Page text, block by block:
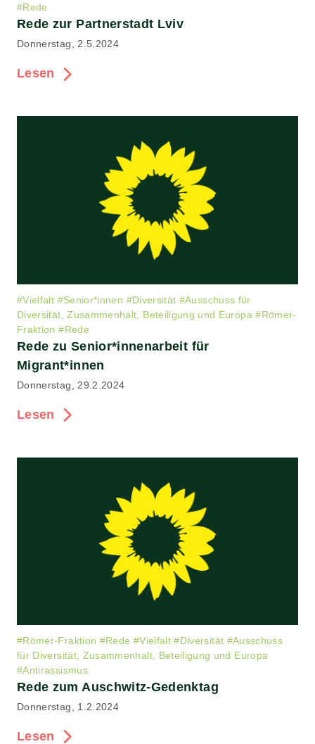
#Rede
Rede zur Partnerstadt Lviv
Donnerstag, 2.5.2024
Lesen
#Vielfalt #Senior*innen #Diversität #Ausschuss für
Diversität, Zusammenhalt, Beteiligung und Europa #Römer-
Fraktion #Rede
Rede zu Senior*innenarbeit für
Migrant*innen
Donnerstag, 29.2.2024
Lesen
#Römer-Fraktion #Rede #Vielfalt #Diversität #Ausschuss
für Diversität, Zusammenhalt, Beteiligung und Europa
#Antirassismus
Rede zum Auschwitz-Gedenktag
Donnerstag, 1.2.2024
Lesen